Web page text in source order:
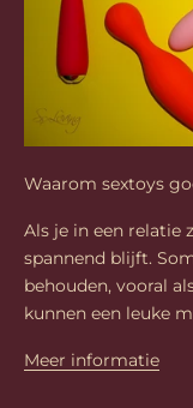
Waarom sextoys
Als je in een relatie
spannend blijft.
behouden, vooral
kunnen een leuke
Meer informatie